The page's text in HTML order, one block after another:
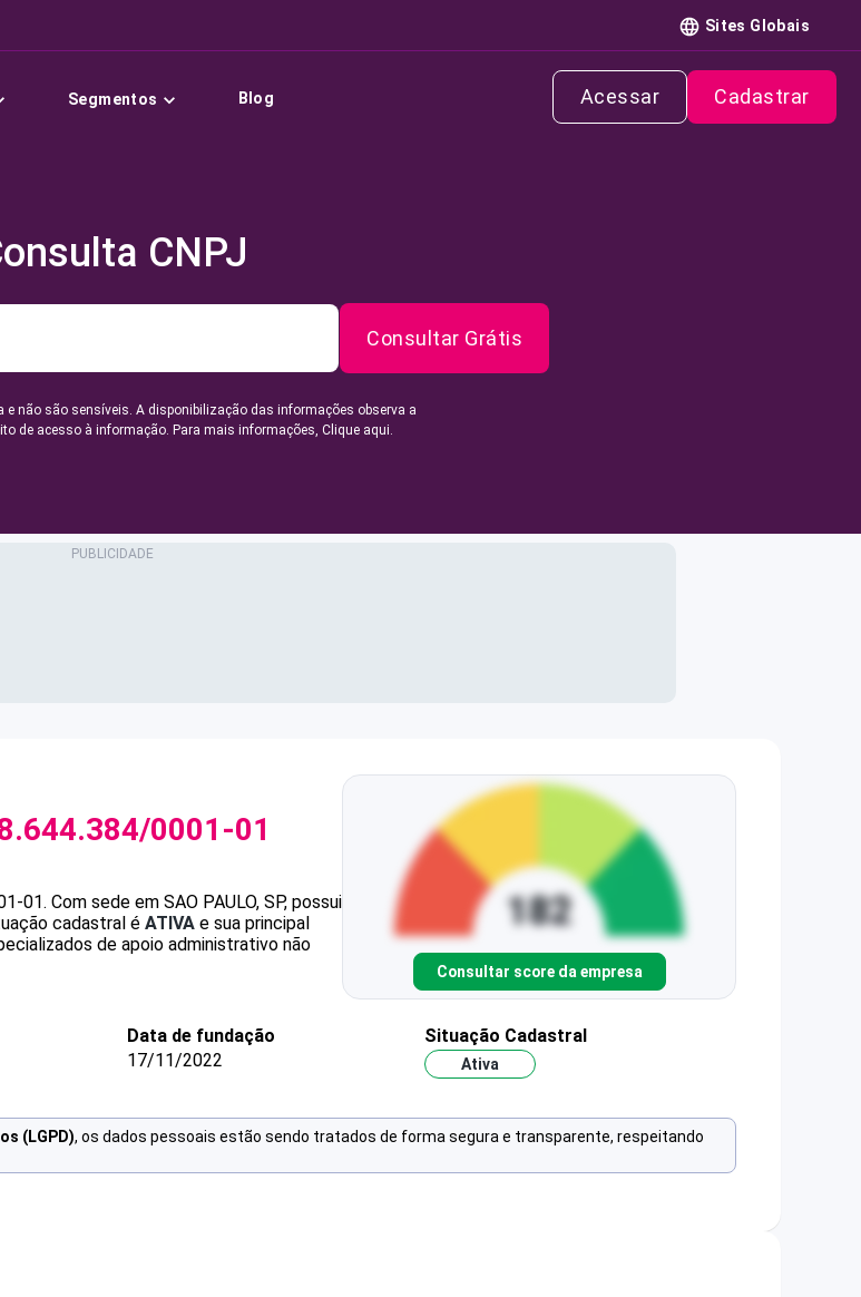
Sites Globais
Segmentos Blog Acessar Cadastrar
CNPJ
Consultar Grátis
e não são sensíveis. A disponibilização das informações observa a
de acesso à informação. Para mais informações, Clique aqui.
0001-01
01. Com sede em SAO PAULO, SP, possui
cadastral é ATIVA e sua principal
de apoio administrativo não
Consultar score da empresa
Data de fundação
17/11/2022
Situação Cadastral
Ativa
(LGPD), os dados pessoais estão sendo tratados de forma segura e transparente, respeitando